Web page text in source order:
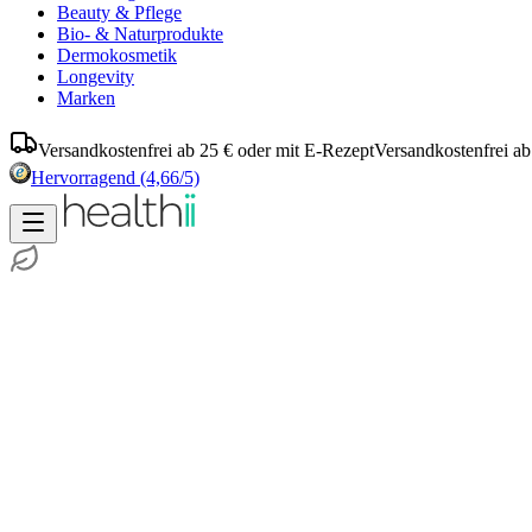
Beauty & Pflege
Bio- & Naturprodukte
Dermokosmetik
Longevity
Marken
Versandkostenfrei ab 25 € oder mit E-RezeptVersandkostenfrei
Hervorragend (4,66/5)